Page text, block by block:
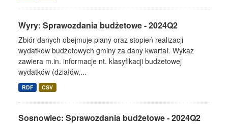
Wyry: Sprawozdania budżetowe - 2024Q2
Zbiór danych obejmuje plany oraz stopień realizacji
wydatków budżetowych gminy za dany kwartał. Wykaz
zawiera m.in. informacje nt. klasyfikacji budżetowej
wydatków (działów,...
RDF CSV
Sosnowiec: Sprawozdania budżetowe - 2024Q2